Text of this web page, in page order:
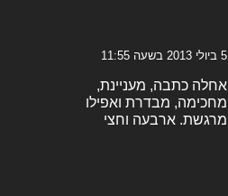
5 ביולי 2013 בשעה 11:55
אחלה כתבה, מעניינת,
מחכימה, מבדרת ואפילו
מרגשת. ארבעה וחצי